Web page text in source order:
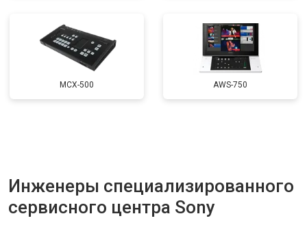
MCX-500 AWS-750
Инженеры специализированного
сервисного центра Sony